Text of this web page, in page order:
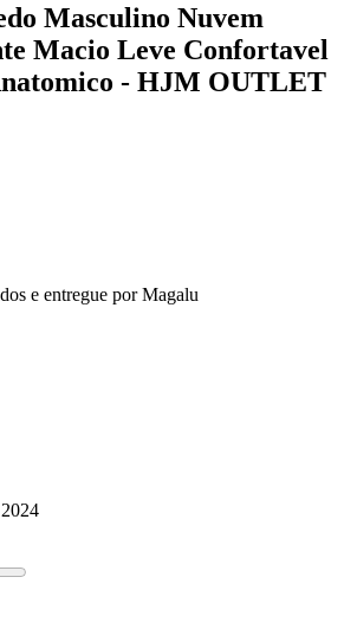
Masculino Nuvem
Macio Leve Confortavel
- HJM OUTLET
e entregue por Magalu